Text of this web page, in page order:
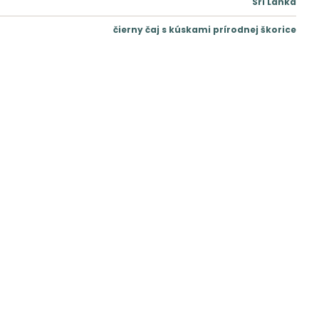
čierny čaj s kúskami prírodnej škorice